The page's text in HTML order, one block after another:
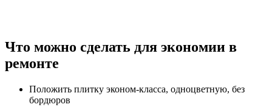
Что можно сделать для экономии в
ремонте
Положить плитку эконом-класса, одноцветную, без
бордюров